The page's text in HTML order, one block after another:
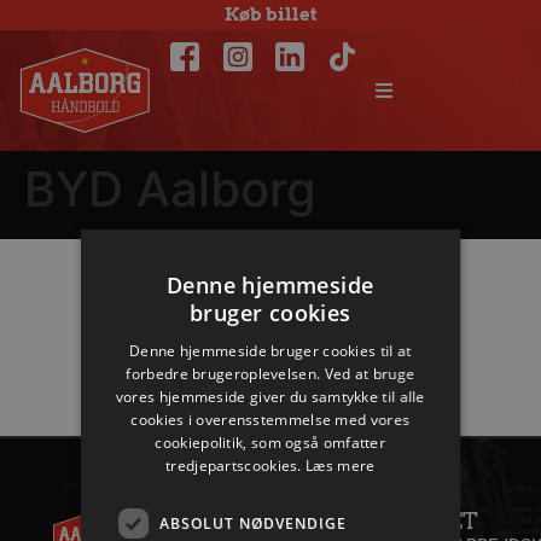
Køb billet
BYD Aalborg
Hovedpartnere
HÅNDBOLD
+45 96
ANDET
Denne hjemmeside
bruger cookies
Denne hjemmeside bruger cookies til at
forbedre brugeroplevelsen. Ved at bruge
vores hjemmeside giver du samtykke til alle
cookies i overensstemmelse med vores
cookiepolitik, som også omfatter
tredjepartscookies. Læs mere
ABSOLUT NØDVENDIGE